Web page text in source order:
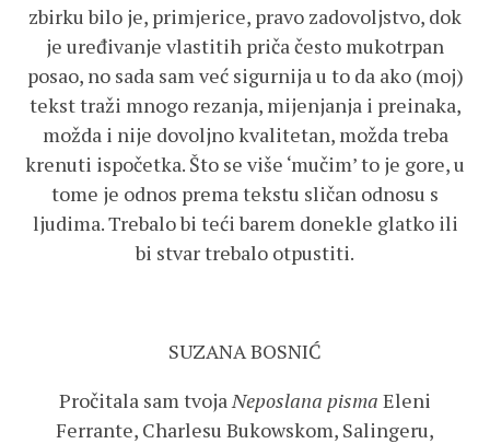
zbirku bilo je, primjerice, pravo zadovoljstvo, dok
je uređivanje vlastitih priča često mukotrpan
posao, no sada sam već sigurnija u to da ako (moj)
tekst traži mnogo rezanja, mijenjanja i preinaka,
možda i nije dovoljno kvalitetan, možda treba
krenuti ispočetka. Što se više ‘mučim’ to je gore, u
tome je odnos prema tekstu sličan odnosu s
ljudima. Trebalo bi teći barem donekle glatko ili
bi stvar trebalo otpustiti.
SUZANA BOSNIĆ
Pročitala sam tvojaNeposlana pisma Eleni
Ferrante, Charlesu Bukowskom, Salingeru,